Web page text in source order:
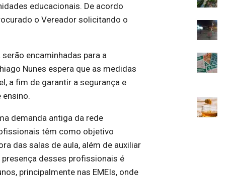
educacionais. De acordo
o Vereador solicitando o
encaminhadas para a
Nunes espera que as medidas
a fim de garantir a segurança e
ensino.
demanda antiga da rede
têm como objetivo
das salas de aula, além de auxiliar
desses profissionais é
principalmente nas EMEIs, onde